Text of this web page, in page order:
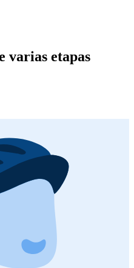
varias etapas